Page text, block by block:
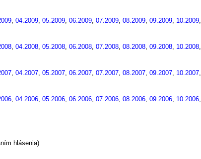
, 04.2009, 05.2009, 06.2009, 07.2009, 08.2009, 09.2009, 10.2009,
, 04.2008, 05.2008, 06.2008, 07.2008, 08.2008, 09.2008, 10.2008,
, 04.2007, 05.2007, 06.2007, 07.2007, 08.2007, 09.2007, 10.2007,
, 04.2006, 05.2006, 06.2006, 07.2006, 08.2006, 09.2006, 10.2006,
hlásenia)